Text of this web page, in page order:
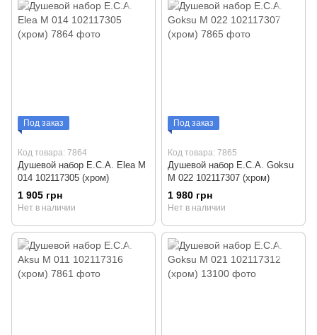
Под заказ
Код товара: 7864
Душевой набор E.C.A. Elea М
014 102117305 (хром)
1 905 грн
Нет в наличии
Под заказ
Код товара: 7865
Душевой набор E.C.A. Goksu
М 022 102117307 (хром)
1 980 грн
Нет в наличии